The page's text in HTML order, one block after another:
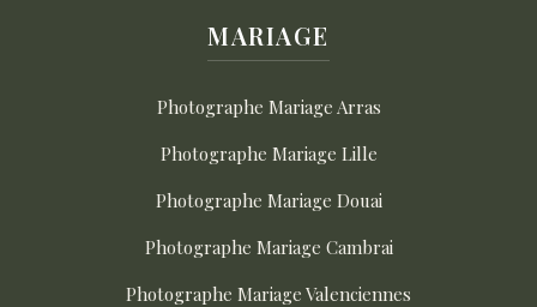
MARIAGE
Photographe Mariage Arras
Photographe Mariage Lille
Photographe Mariage Douai
Photographe Mariage Cambrai
Photographe Mariage Valenciennes